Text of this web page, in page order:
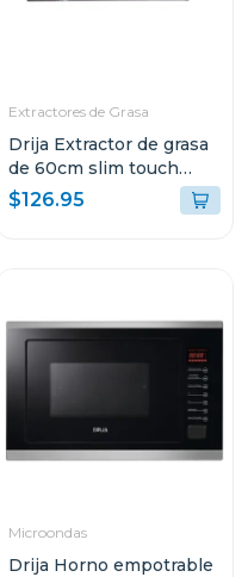
Extractores de Grasa
Drija Extractor de grasa
de 60cm slim touch
color negro
$126.95
Microondas
Drija Horno empotrable